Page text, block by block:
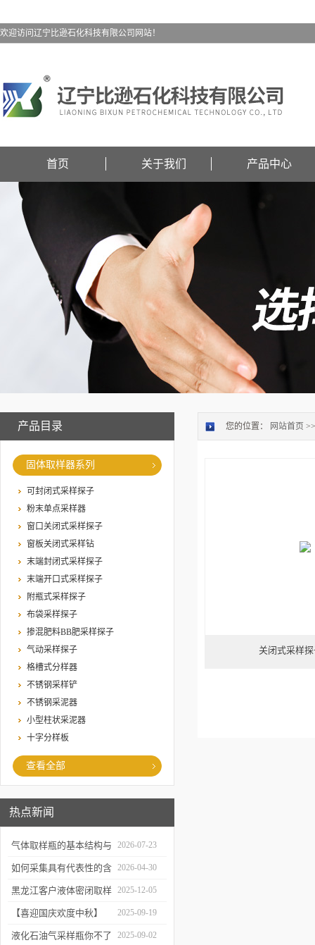
欢迎访问辽宁比逊石化科技有限公司网站！
首页 关于我们 产品中心
产品目录
固体取样器系列
可封闭式采样探子
粉末单点采样器
窗口关闭式采样探子
窗板关闭式采样钻
末端封闭式采样探子
末端开口式采样探子
附瓶式采样探子
布袋采样探子
掺混肥料BB肥采样探子
气动采样探子
格槽式分样器
不锈钢采样铲
不锈钢采泥器
小型柱状采泥器
十字分样板
查看全部
热点新闻
气体取样瓶的基本结构与
工作逻辑是什么？
2026-07-23
如何采集具有代表性的含
油水样？——石油类采水
器原理与使用
2026-04-30
黑龙江客户液体密闭取样
器项目顺利交付
2025-12-05
【喜迎国庆欢度中秋】
2025年国庆中秋放假通知
2025-09-19
液化石油气采样瓶你不了 2025-09-02
您的位置： 网站首页
关闭式采样